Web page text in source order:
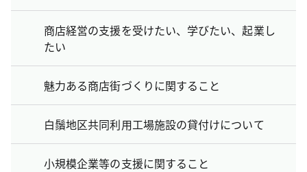
商店経営の支援を受けたい、学びたい、起業し
たい
魅力ある商店街づくりに関すること
白鬚地区共同利用工場施設の貸付けについて
小規模企業等の支援に関すること